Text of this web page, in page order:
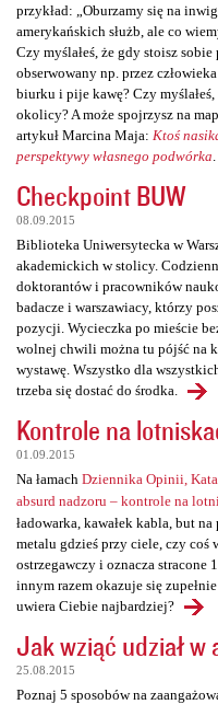
przykład: „Oburzamy się na
amerykańskich służb, ale co
Czy myślałeś, że gdy stoisz
obserwowany np. przez
biurku i pije kawę? Czy
okolicy? A może spojrzysz na
artykuł Marcina Maja: Ktoś
perspektywy własnego podwórka
Checkpoint BUW
08.09.2015
Biblioteka Uniwersytecka w
akademickich w stolicy.
doktorantów i pracowników
badacze i warszawiacy, którzy
pozycji. Wycieczka po mieście
wolnej chwili można tu pójść na
wystawę. Wszystko dla
trzeba się dostać do środka.
Kontrole na
01.09.2015
Na łamach Dziennika Opinii,
absurd nadzoru – kontrole na
ładowarka, kawałek kabla, but
metalu gdzieś przy ciele, czy coś
ostrzegawczy i oznacza stracone
innym razem okazuje się
uwiera Ciebie najbardziej?
Jak wziąć udział w
25.08.2015
Poznaj 5 sposobów na